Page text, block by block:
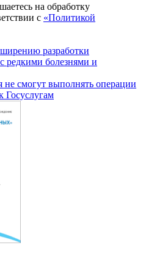
на обработку
с «Политикой
разработки
редкими болезнями и
смогут выполнять операции
Госуслугам